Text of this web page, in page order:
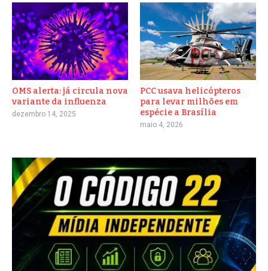
OMS alerta: já circula nova
variante da influenza
dezembro 14, 2025
PCC usava helicópteros
para levar milhões em
espécie a Brasília
maio 4, 2026